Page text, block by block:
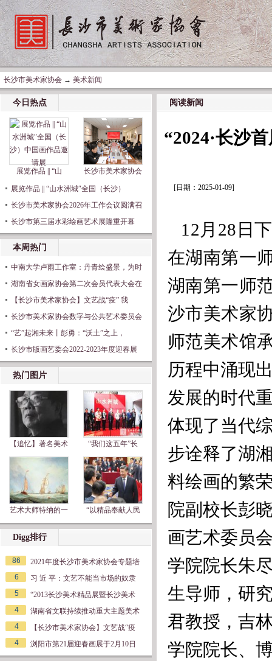
长沙市美术家协会 → 美术新闻
今日热点
展览作品 || “山 长沙市美术家协会
展览作品 || “山水洲城″全国（长沙）
长沙市美术家协会2026年工作会议圆满召
长沙市第三届水彩绘画艺术展隆重开幕
本周热门
中南大学卢雨工作室：丹青绘盛景，为时
湖南省女画家协会第二次会员代表大会在
【长沙市美术家协会】文艺战“疫” 我
长沙市美术家协会数字与公共艺术委员会
“艺”起湘未来丨彭勇：“沃土”之上，
长沙市版画艺委会2022-2023年度迎春展
热门图片
【追忆】著名美术 “我们这五年”长
艺术大师特纳的一 “以精品奉献人民
Digg排行
86
2021年度长沙市美术家协会专题培
6
习 近 平：文艺不能当市场的奴隶
5
“2013长沙美术精品展暨长沙美术
4
湖南省文联持续推动重大主题美术
4
【长沙市美术家协会】文艺战“疫
4
浏阳市第21届迎春画展于2月10日
阅读新闻
“2024·长沙
[日期：2025-01-09]
12月28日
在湖南第一
湖南第一师
沙市美术家
师范美术馆
历程中涌现
发展的时代
体现了当代
步诠释了湖
料绘画的繁
院副校长彭
画艺术委员
学院院长朱
生导师，研
君教授，吉
学院院长、